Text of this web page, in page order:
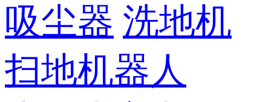
吸尘器 洗地机
扫地机器人